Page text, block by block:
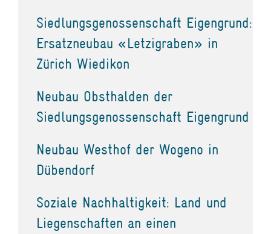
Siedlungsgenossenschaft Eigengrund:
Ersatzneubau «Letzigraben» in
Zürich Wiedikon
Neubau Obsthalden der
Siedlungsgenossenschaft Eigengrund
Neubau Westhof der Wogeno in
Dübendorf
Soziale Nachhaltigkeit: Land und
Liegenschaften an einen